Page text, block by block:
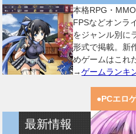
本格RPG・
FPSなどオンラ
をジャンル別に
形式で掲載。新
めゲームはこれ
→ゲームランキ
●PCエロ
最新情報